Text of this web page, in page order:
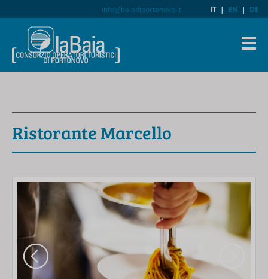
info@baiadiportonovo.it IT | EN | DE
Ristorante Marcello